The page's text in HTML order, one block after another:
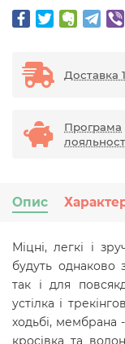
Доставка
Програма
Опис
Міцні, легкі і
будуть однаково
так і для
устілка і
ходьбі, мембрана
кросівка та